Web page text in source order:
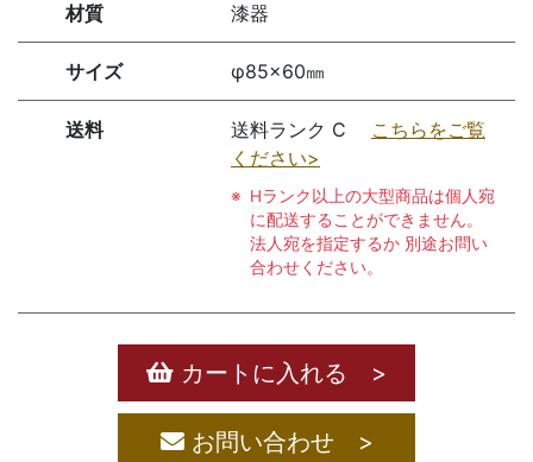
材質 漆器
サイズ φ85×60㎜
送料 送料ランク C こちらをご覧
ください>
Hランク以上の大型商品は個人宛
に配送することができません。
法人宛を指定するか 別途お問い
合わせください。
カートに入れる >
お問い合わせ >